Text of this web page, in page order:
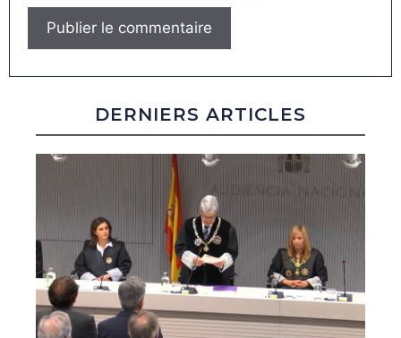
DERNIERS ARTICLES